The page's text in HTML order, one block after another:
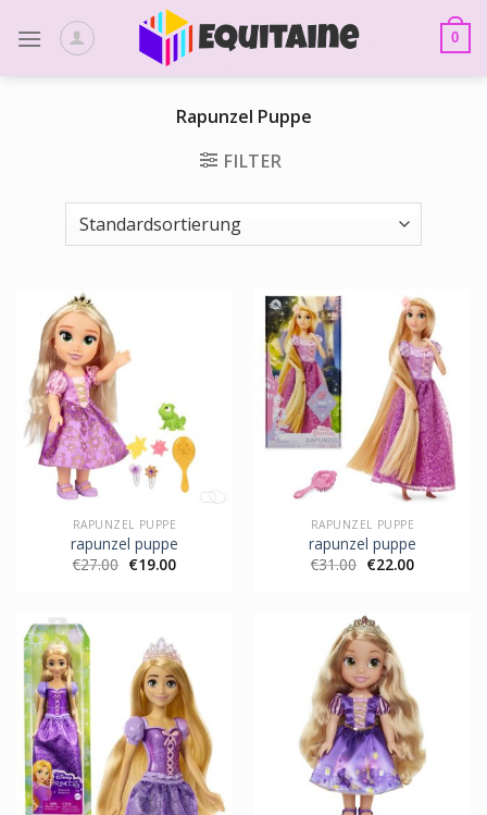
0
Rapunzel Puppe
FILTER
RAPUNZEL PUPPE
rapunzel puppe
€27.00 €19.00
RAPUNZEL PUPPE
rapunzel puppe
€31.00 €22.00